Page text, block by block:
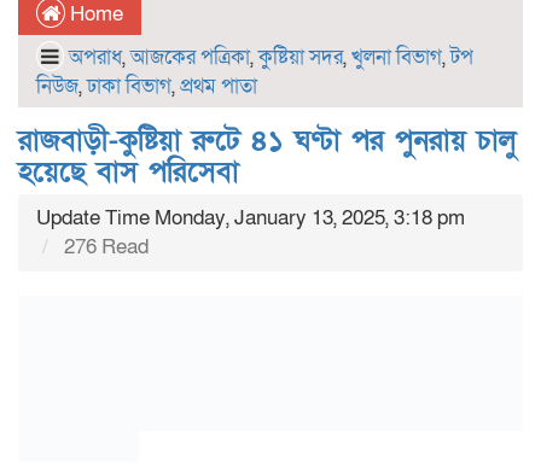
Home
অপরাধ,আজকের পত্রিকা,কুষ্টিয়া সদর,খুলনা বিভাগ,টপ
নিউজ,ঢাকা বিভাগ,প্রথম পাতা
রাজবাড়ী-কুষ্টিয়া রুটে ৪১ ঘণ্টা পর পুনরায় চালু
হয়েছে বাস পরিসেবা
Update Time Monday, January 13, 2025, 3:18 pm
276 Read